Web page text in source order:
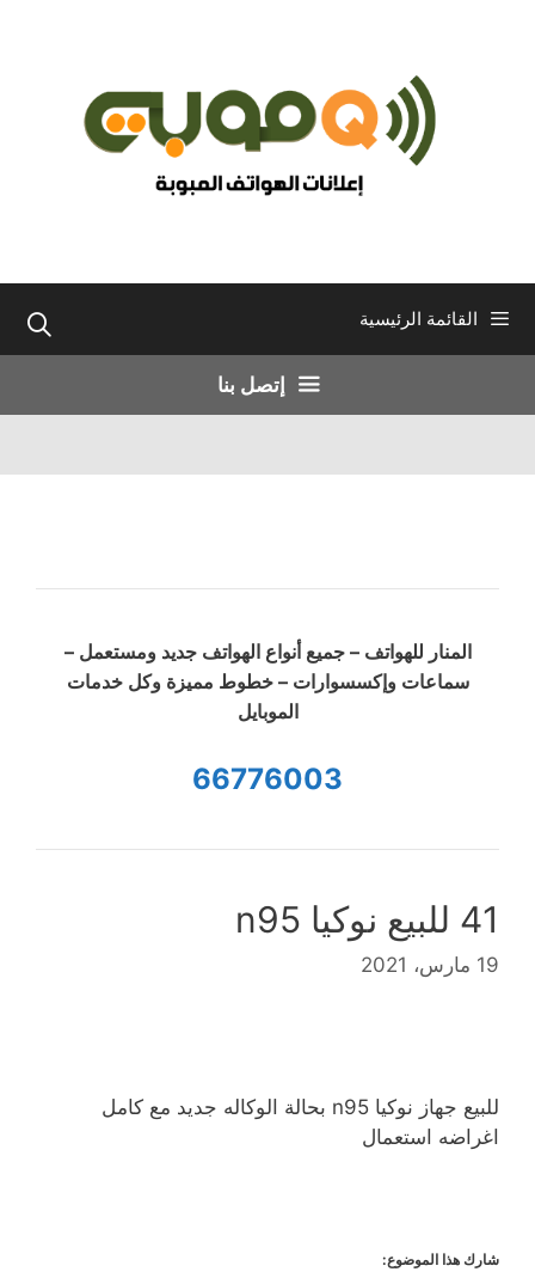
القائمة الرئيسية
إتصل بنا
المنار للهواتف – جميع أنواع الهواتف جديد ومستعمل –
سماعات وإكسسوارات – خطوط مميزة وكل خدمات
الموبايل
66776003
41 للبيع نوكيا n95
19 مارس، 2021
للبيع جهاز نوكيا n95 بحالة الوكاله جديد مع كامل
اغراضه استعمال
شارك هذا الموضوع: